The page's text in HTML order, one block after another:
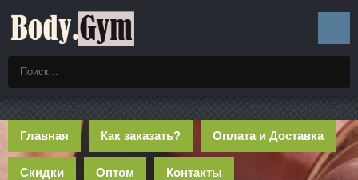
Главная Как заказать? Оплата и Доставка
Скидки Оптом Контакты